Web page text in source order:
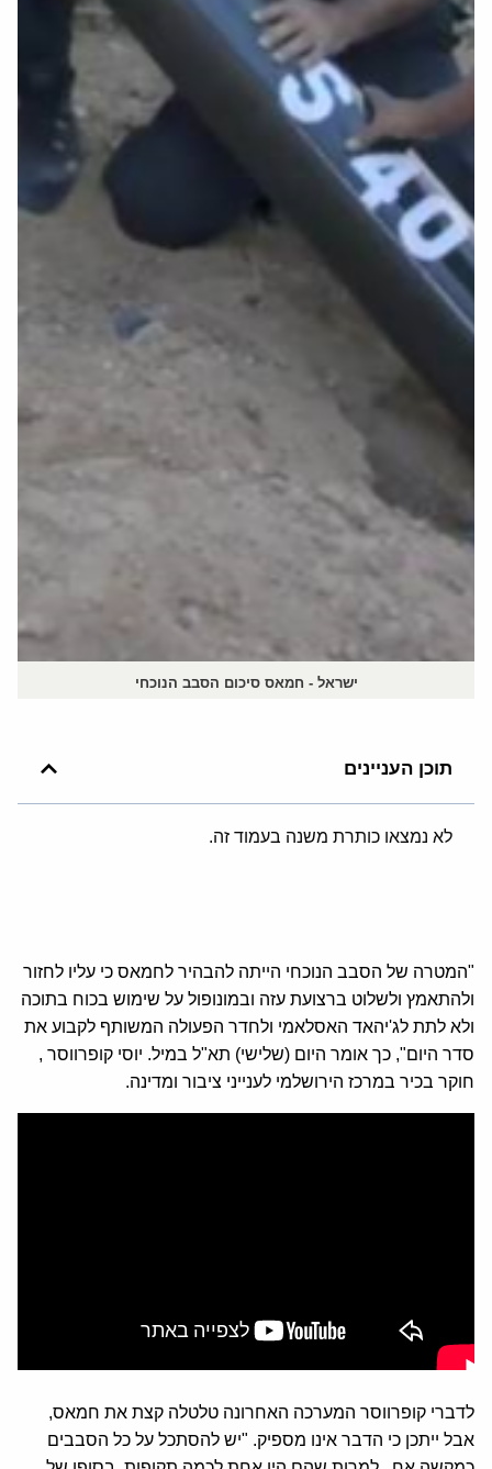
ישראל - חמאס סיכום הסבב הנוכחי
תוכן העניינים
לא נמצאו כותרת משנה בעמוד זה.
"המטרה של הסבב הנוכחי הייתה להבהיר לחמאס כי עליו לחזור
ולהתאמץ ולשלוט ברצועת עזה ובמונופול על שימוש בכוח בתוכה
ולא לתת לג'יהאד האסלאמי ולחדר הפעולה המשותף לקבוע את
סדר היום", כך אומר היום (שלישי) תא"ל במיל. יוסי קופרווסר ,
חוקר בכיר במרכז הירושלמי לענייני ציבור ומדינה.
לדברי קופרווסר המערכה האחרונה טלטלה קצת את חמאס,
אבל ייתכן כי הדבר אינו מספיק. "יש להסתכל על כל הסבבים